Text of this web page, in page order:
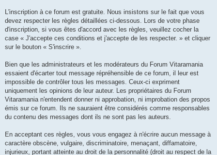
e
L'inscription à ce forum est gratuite. Nous insistons sur le fait que vous
devez respecter les règles détaillées ci-dessous. Lors de votre phase
d'inscription, si vous êtes d'accord avec les règles, veuillez cocher la
case « J'accepte ces conditions et j'accepte de les respecter. » et cliquer
sur le bouton « S'inscrire ».
Bien que les administrateurs et les modérateurs du Forum Vitaramania
essaient d'écarter tout message répréhensible de ce forum, il leur est
impossible de contrôler tous les messages. Ceux-ci expriment
uniquement les opinions de leur auteur. Les propriétaires du Forum
Vitaramania n'entendent donner ni approbation, ni improbation des propos
émis sur ce forum. Ils ne sauraient être considérés comme responsables
du contenu des messages dont ils ne sont pas les auteurs.
En acceptant ces règles, vous vous engagez à n'écrire aucun message à
caractère obscène, vulgaire, discriminatoire, menaçant, diffamatoire,
injurieux, portant atteinte au droit de la personnalité (droit au respect de la